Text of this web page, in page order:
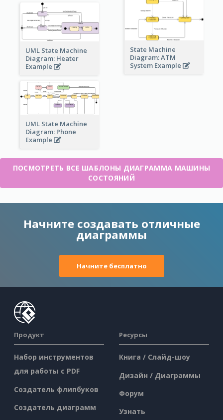
State Machine
Diagram: ATM
System Example
UML State Machine
Diagram: Heater
Example
UML State Machine
Diagram: Phone
Example
ПОСМОТРЕТЬ ВСЕ ШАБЛОНЫ ДИАГРАММА МАШИНЫ
СОСТОЯНИЙ
Начните создавать отличные
диаграммы
Начните бесплатно
Продукт
Набор инструментов
для работы с PDF
Создатель флипбуков
Создатель диаграмм
Ресурсы
Книга / Слайд-шоу
Дизайн / Диаграммы
Форум
Узнать